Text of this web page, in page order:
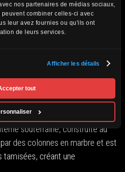
nos partenaires de médias sociaux,
combiner celles-ci avec
leur avez fournies ou qu'ils ont
de leurs services.
Afficher les détails
tout
pour découvrir la Citerne
qui semble tout droit sorti d’un
souterraine, construite au
des colonnes en marbre et est
tamisées, créant une